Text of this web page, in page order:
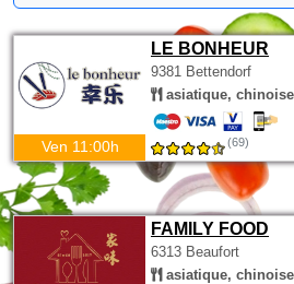
LE BONHEUR
9381 Bettendorf
asiatique,
Ven 11:00h (69)
FAMILY FOOD
6313 Beaufort
asiatique,